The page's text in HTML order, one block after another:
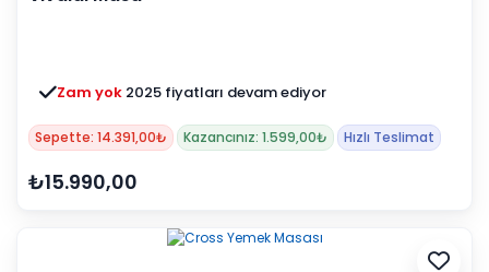
Zam yok 2025 fiyatları devam ediyor
Sepette: 14.391,00₺ Kazancınız: 1.599,00₺ Hızlı Teslimat
₺15.990,00